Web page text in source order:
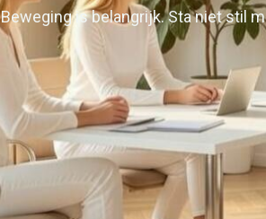
Beweging is belangrijk. Sta niet stil